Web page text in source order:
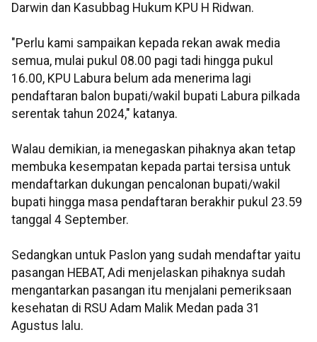
Darwin dan Kasubbag Hukum KPU H Ridwan.
"Perlu kami sampaikan kepada rekan awak media
semua, mulai pukul 08.00 pagi tadi hingga pukul
16.00, KPU Labura belum ada menerima lagi
pendaftaran balon bupati/wakil bupati Labura pilkada
serentak tahun 2024," katanya.
Walau demikian, ia menegaskan pihaknya akan tetap
membuka kesempatan kepada partai tersisa untuk
mendaftarkan dukungan pencalonan bupati/wakil
bupati hingga masa pendaftaran berakhir pukul 23.59
tanggal 4 September.
Sedangkan untuk Paslon yang sudah mendaftar yaitu
pasangan HEBAT, Adi menjelaskan pihaknya sudah
mengantarkan pasangan itu menjalani pemeriksaan
kesehatan di RSU Adam Malik Medan pada 31
Agustus lalu.